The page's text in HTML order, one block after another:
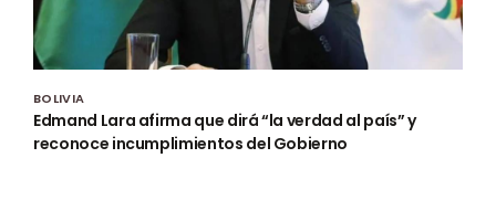
BOLIVIA
Edmand Lara afirma que dirá “la verdad al país” y
reconoce incumplimientos del Gobierno